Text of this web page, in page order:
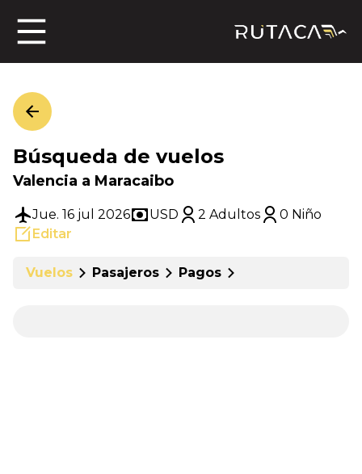
Búsqueda de vuelos
Valencia a Maracaibo
Jue. 16 jul 2026 USD 2 Adultos
0 Niño
Editar
Vuelos Pasajeros Pagos